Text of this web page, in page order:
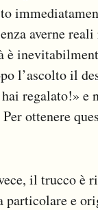
averne
è
l’ascolto il
regalato!» e
ottenere
il trucco è
particolare e